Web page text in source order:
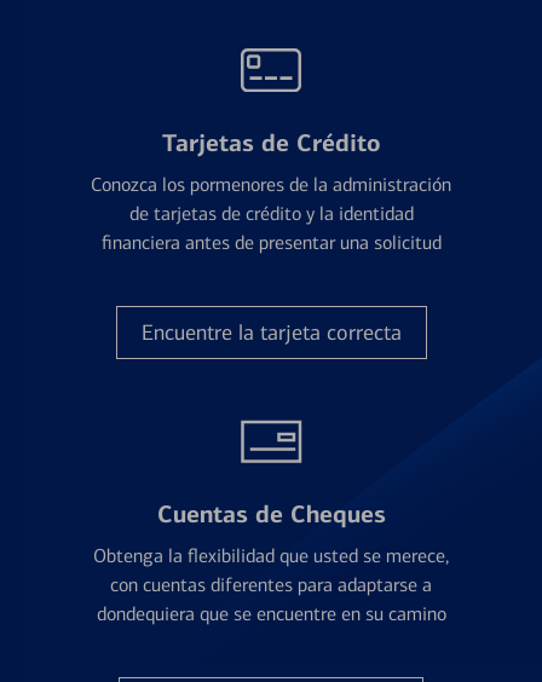
Tarjetas de Crédito
Conozca los pormenores de la administración
de tarjetas de crédito y la identidad
financiera antes de presentar una solicitud
Encuentre la tarjeta correcta
Cuentas de Cheques
Obtenga la flexibilidad que usted se merece,
con cuentas diferentes para adaptarse a
dondequiera que se encuentre en su camino